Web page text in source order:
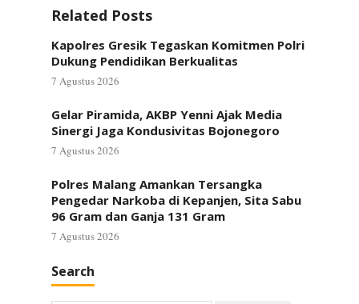
Related Posts
Kapolres Gresik Tegaskan Komitmen Polri
Dukung Pendidikan Berkualitas
7 Agustus 2026
Gelar Piramida, AKBP Yenni Ajak Media
Sinergi Jaga Kondusivitas Bojonegoro
7 Agustus 2026
Polres Malang Amankan Tersangka
Pengedar Narkoba di Kepanjen, Sita Sabu
96 Gram dan Ganja 131 Gram
7 Agustus 2026
Search